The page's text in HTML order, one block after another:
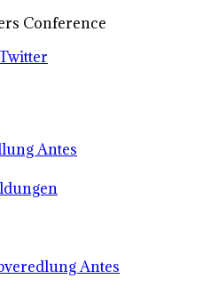
Conference
Antes
Antes